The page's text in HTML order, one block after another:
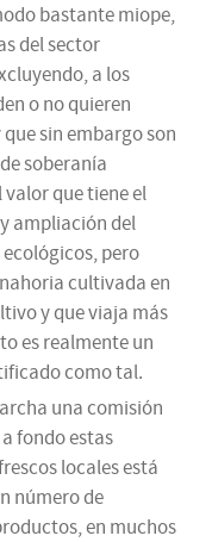
bastante miope,
del sector
a los
o no quieren
sin embargo son
soberanía
que tiene el
ampliación del
pero
cultivada en
y que viaja más
es realmente un
como tal.
una comisión
fondo estas
locales está
número de
en muchos